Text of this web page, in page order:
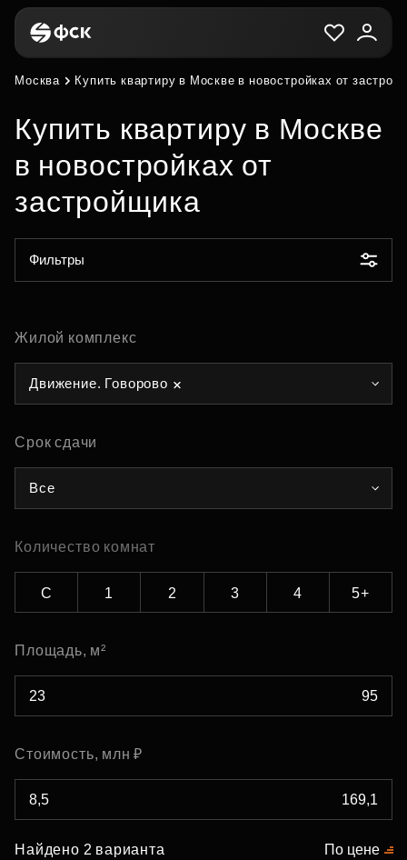
Москва Купить квартиру в Москве в новостройках от
Купить квартиру в Москве
в новостройках от
застройщика
Фильтры
Жилой комплекс
Движение. Говорово
Срок сдачи
Все
Количество комнат
С 1 2 3 4 5+
Площадь, м²
Стоимость, млн ₽
Найдено 2 варианта По цене